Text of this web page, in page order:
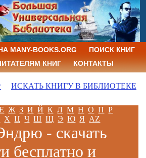
MANY-BOOKS.ORG
ПОИСК КНИГ
КНИГ
КОНТАКТЫ
ИСКАТЬ КНИГУ В БИБЛИОТЕКЕ
Ж З И Й К Л М Н О П Р
Х Ц Ч Ш Щ Э Ю Я AZ
- скачать
бесплатно и